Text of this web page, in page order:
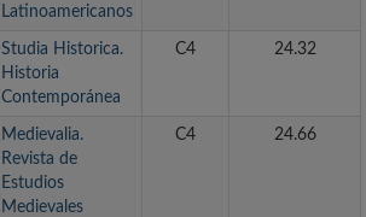
Latinoamericanos
Studia Historica.
Historia
Contemporánea
C4 24.32
Medievalia.
Revista de
Estudios
Medievales
C4 24.66